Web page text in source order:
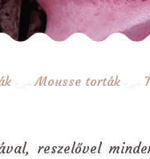
Mousse torták
reszelővel